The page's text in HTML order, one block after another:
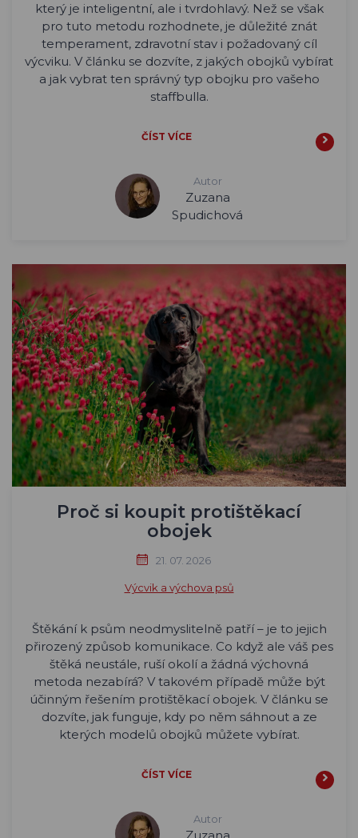
který je inteligentní, ale i tvrdohlavý. Než se však
pro tuto metodu rozhodnete, je důležité znát
temperament, zdravotní stav i požadovaný cíl
výcviku. V článku se dozvíte, z jakých obojků vybírat
a jak vybrat ten správný typ obojku pro vašeho
staffbulla.
ČÍST VÍCE
Autor
Zuzana
Spudichová
Proč si koupit protištěkací
obojek
21. 07. 2026
Výcvik a výchova psů
Štěkání k psům neodmyslitelně patří – je to jejich
přirozený způsob komunikace. Co když ale váš pes
štěká neustále, ruší okolí a žádná výchovná
metoda nezabírá? V takovém případě může být
účinným řešením protištěkací obojek. V článku se
dozvíte, jak funguje, kdy po něm sáhnout a ze
kterých modelů obojků můžete vybírat.
ČÍST VÍCE
Autor